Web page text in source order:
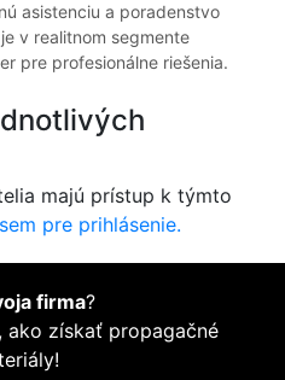
asistenciu a poradenstvo
je v realitnom segmente
pre profesionálne riešenia.
majú prístup k týmto
pre prihlásenie.
firma?
ako získať propagačné